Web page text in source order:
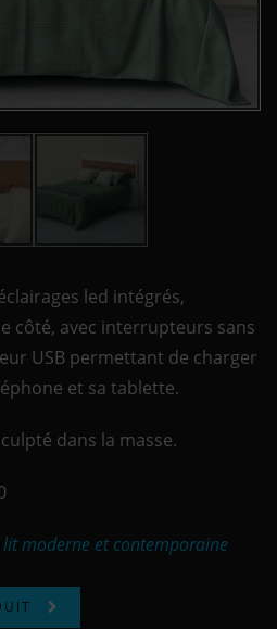
led intégrés,
côté, avec interrupteurs sans
USB permettant de charger
et sa tablette.
dans la masse.
lit moderne et contemporaine